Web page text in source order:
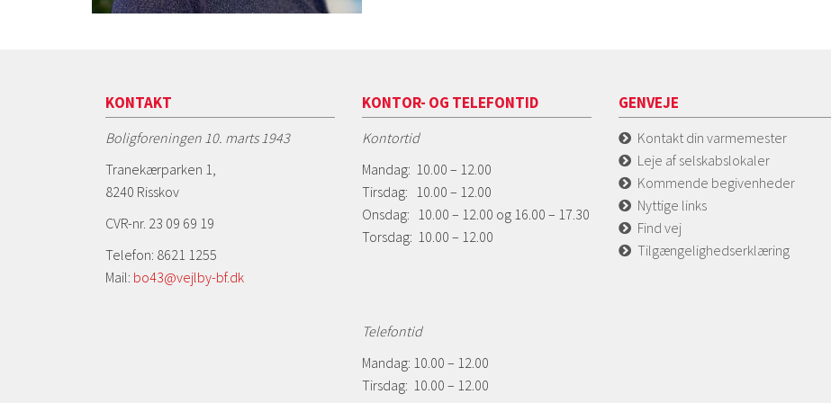
KONTAKT
Boligforeningen 10. marts 1943
Tranekærparken 1,
8240 Risskov
CVR-nr. 23 09 69 19
Telefon: 8621 1255
Mail: bo43@vejlby-bf.dk
KONTOR- OG TELEFONTID
Kontortid
Mandag: 10.00 – 12.00
Tirsdag: 10.00 – 12.00
Onsdag: 10.00 – 12.00 og 16.00 – 17.30
Torsdag: 10.00 – 12.00
Telefontid
Mandag: 10.00 – 12.00
Tirsdag: 10.00 – 12.00
GENVEJE
Kontakt din varmemester
Leje af selskabslokaler
Kommende begivenheder
Nyttige links
Find vej
Tilgængelighedserklæring